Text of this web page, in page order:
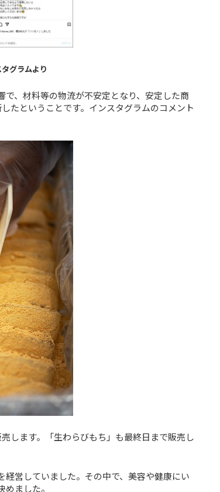
グラムより
、材料等の物流が不安定となり、安定した商
たということです。インスタグラムのコメント
します。「生わらびもち」も最終日まで販売し
営していました。その中で、美容や健康にい
ました。